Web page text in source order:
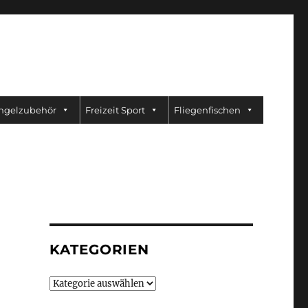
Freizeit Sport Fliegenfischen
KATEGORIEN
Kategorien